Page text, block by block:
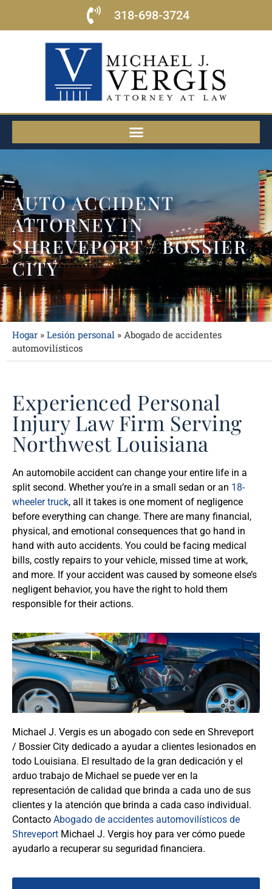
318-698-3724
AUTO ACCIDENT
ATTORNEY IN
SHREVEPORT / BOSSIER
CITY
Hogar » Lesión personal » Abogado de accidentes
automovilísticos
Experienced Personal
Injury Law Firm Serving
Northwest Louisiana
An automobile accident can change your entire life in a
split second. Whether you’re in a small sedan or an 18-
wheeler truck, all it takes is one moment of negligence
before everything can change. There are many financial,
physical, and emotional consequences that go hand in
hand with auto accidents. You could be facing medical
bills, costly repairs to your vehicle, missed time at work,
and more. If your accident was caused by someone else’s
negligent behavior, you have the right to hold them
responsible for their actions.
Michael J. Vergis es un abogado con sede en Shreveport
/ Bossier City dedicado a ayudar a clientes lesionados en
todo Louisiana. El resultado de la gran dedicación y el
arduo trabajo de Michael se puede ver en la
representación de calidad que brinda a cada uno de sus
clientes y la atención que brinda a cada caso individual.
Contacto Abogado de accidentes automovilísticos de
Shreveport Michael J. Vergis hoy para ver cómo puede
ayudarlo a recuperar su seguridad financiera.